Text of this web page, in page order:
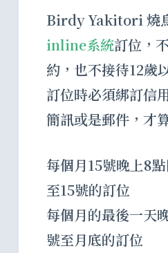
Birdy Yakitori 燒
inline系統訂位，
約，也不接待12歲
訂位時必須綁訂信
簡訊或是郵件，才
每個月15號晚上8
至15號的訂位
每個月的最後一天
號至月底的訂位